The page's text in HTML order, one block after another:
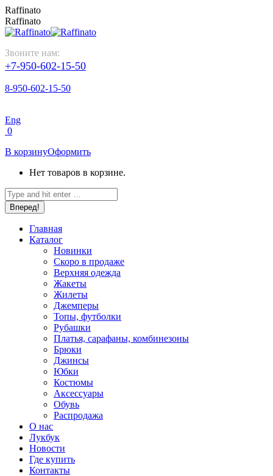
Перейти
к
содержанию
Raffinato
Raffinato
Звоните нам:
+7-950-602-15-50
8-950-602-15-50
Eng
0
В корзинуОформить
Нет товаров в корзине.
Поиск:
Главная
Каталог
Новинки
Скоро в продаже
Верхняя одежда
Жакеты
Жилеты
Джемперы
Топы, футболки
Рубашки
Платья, сарафаны, комбинезоны
Брюки
Джинсы
Юбки
Костюмы
Аксессуары
Обувь
Распродажа
О нас
Лукбук
Новости
Где купить
Контакты